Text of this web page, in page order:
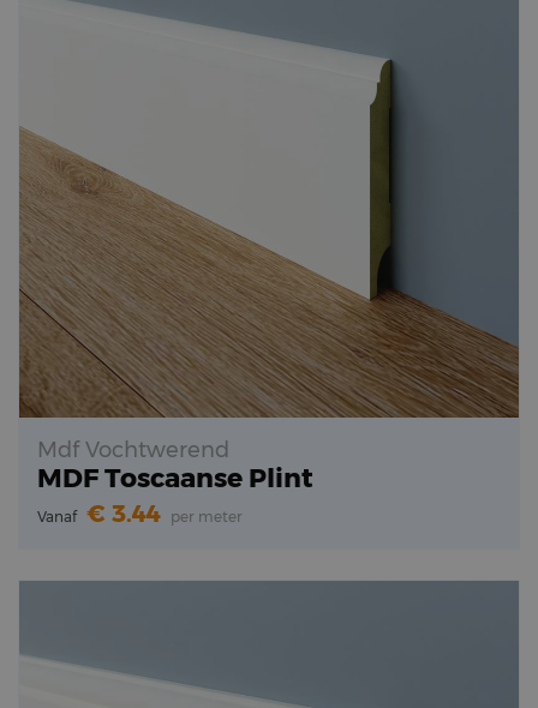
Mdf Vochtwerend
MDF Toscaanse Plint
Vanaf 3.44 per meter